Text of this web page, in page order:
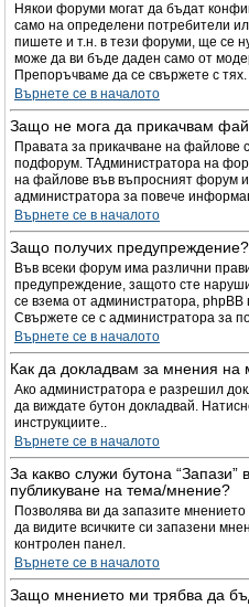
Някои форуми могат да бъдат
само на определени потребители
пишете и т.н. в тези форуми, ще се
може да ви бъде даден само от
Препоръчваме да се свържете с тях.
Върнете се в началото
Защо не мога да прикачвам
Правата за прикачване на файлове
подфорум. TАдминистратора на
на файлове във въпросният форум
администратора за повече
Върнете се в началото
Защо получих предупреждение?
Във всеки форум има различни
предупреждение, защото сте
се взема от администратора,
Свържете се с администратора за
Върнете се в началото
Как да докладвам за мнения на
Ако администратора е разрешил
да виждате бутон докладвай.
инструкциите..
Върнете се в началото
За какво служи бутона “Запази”
публикуване на тема/мнение?
Позволява ви да запазите мнението
да видите всичките си запазени
контролен панел.
Върнете се в началото
Защо мнението ми трябва да